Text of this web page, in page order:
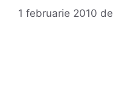
1 februarie 2010 de